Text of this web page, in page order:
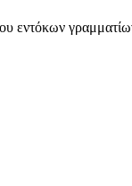
εντόκων